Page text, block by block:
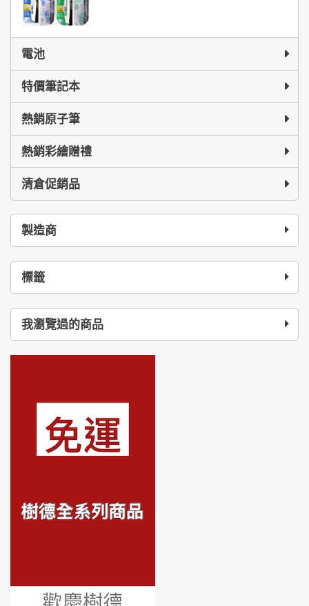
電池
特價筆記本
熱銷原子筆
熱銷彩繪贈禮
清倉促銷品
製造商
標籤
我瀏覽過的商品